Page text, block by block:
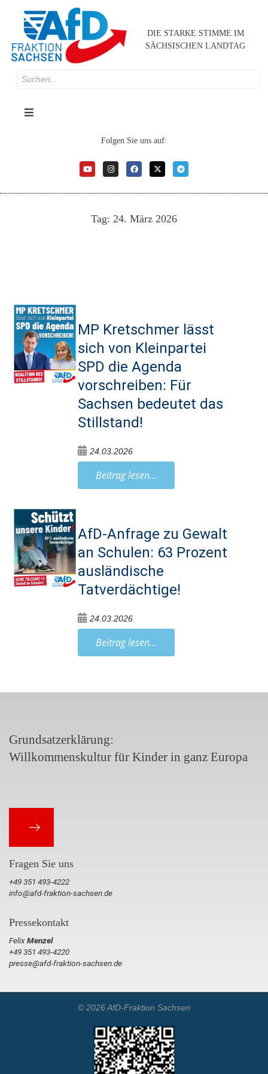
DIE STARKE STIMME IM
SÄCHSISCHEN LANDTAG
Folgen Sie uns auf:
Tag: 24. März 2026
MP Kretschmer lässt
sich von Kleinpartei
SPD die Agenda
vorschreiben: Für
Sachsen bedeutet das
Stillstand!
24.03.2026
Beitrag lesen...
AfD-Anfrage zu Gewalt
an Schulen: 63 Prozent
ausländische
Tatverdächtige!
24.03.2026
Beitrag lesen...
Grundsatzerklärung:
Willkommenskultur für Kinder in ganz Europa
Fragen Sie uns
+49 351 493-4222
info@afd-fraktion-sachsen.de
Pressekontakt
FelixMenzel
+49 351 493-4220
presse@afd-fraktion-sachsen.de
© 2026 AfD-Fraktion Sachsen